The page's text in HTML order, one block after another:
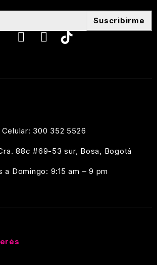
Celular: 300 352 5526
88c #69-53 sur, Bosa, Bogotá
a Domingo: 9:15 am – 9 pm
Suscribirme